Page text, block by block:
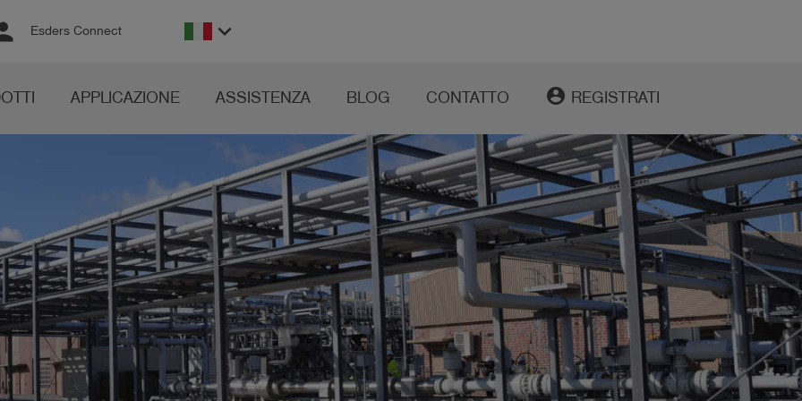
Esders Connect keyboard_arrow_down
APPLICAZIONE ASSISTENZA BLOG CONTATTO account_circle REGISTRATI